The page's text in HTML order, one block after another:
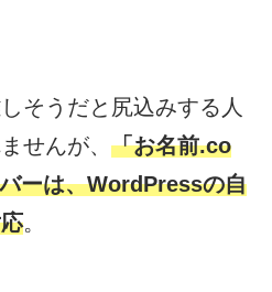
そうだと尻込みする人
せんが、「お名前.co
ーは、WordPressの自
。